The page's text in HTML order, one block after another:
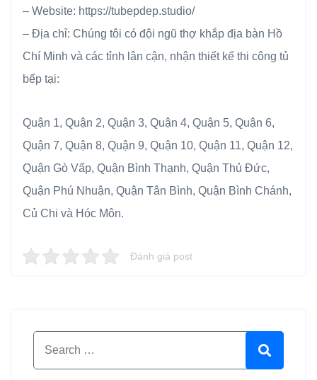
– Website: https://tubepdep.studio/
– Địa chỉ: Chúng tôi có đội ngũ thợ khắp địa bàn Hồ
Chí Minh và các tỉnh lân cận, nhận thiết kế thi công tủ
bếp tại:
Quận 1, Quận 2, Quận 3, Quận 4, Quận 5, Quận 6,
Quận 7, Quận 8, Quận 9, Quận 10, Quận 11, Quận 12,
Quận Gò Vấp, Quận Bình Thạnh, Quận Thủ Đức,
Quận Phú Nhuận, Quận Tân Bình, Quận Bình Chánh,
Củ Chi và Hóc Môn.
Đánh giá post